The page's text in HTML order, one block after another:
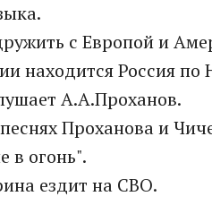
с Европой и
находится Россия по
А.А.Проханов.
Проханова и
в огонь".
ездит на СВО.